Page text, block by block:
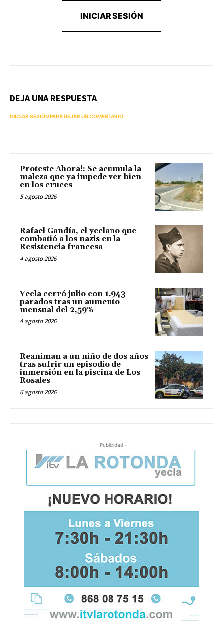
INICIAR SESIÓN
DEJA UNA RESPUESTA
INICIAR SESIÓN PARA DEJAR UN COMENTARIO
Proteste Ahora!: Se acumula la
maleza que ya impede ver bien
en los cruces
5 agosto 2026
Rafael Gandía, el yeclano que
combatió a los nazis en la
Resistencia francesa
4 agosto 2026
Yecla cerró julio con 1.943
parados tras un aumento
mensual del 2,59%
4 agosto 2026
Reaniman a un niño de dos años
tras sufrir un episodio de
inmersión en la piscina de Los
Rosales
6 agosto 2026
- Publicidad -